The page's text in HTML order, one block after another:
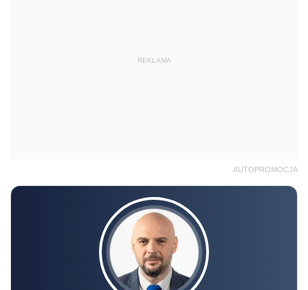
REKLAMA
AUTOPROMOCJA